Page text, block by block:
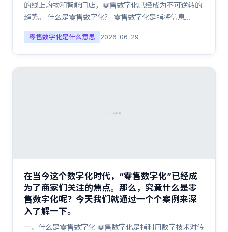
的线上购物和智能门店，零售数字化已经成为不可逆转的
趋势。 什么是零售数字化？ 零售数字化是指将信息…
零售数字化是什么意思 2026-06-29
在当今这个数字化时代，“零售数字化”已经成
为了商家们关注的焦点。那么，究竟什么是零
售数字化呢？今天我们就通过一个个案例来深
入了解一下。
一、什么是零售数字化 零售数字化是指利用数字技术对传